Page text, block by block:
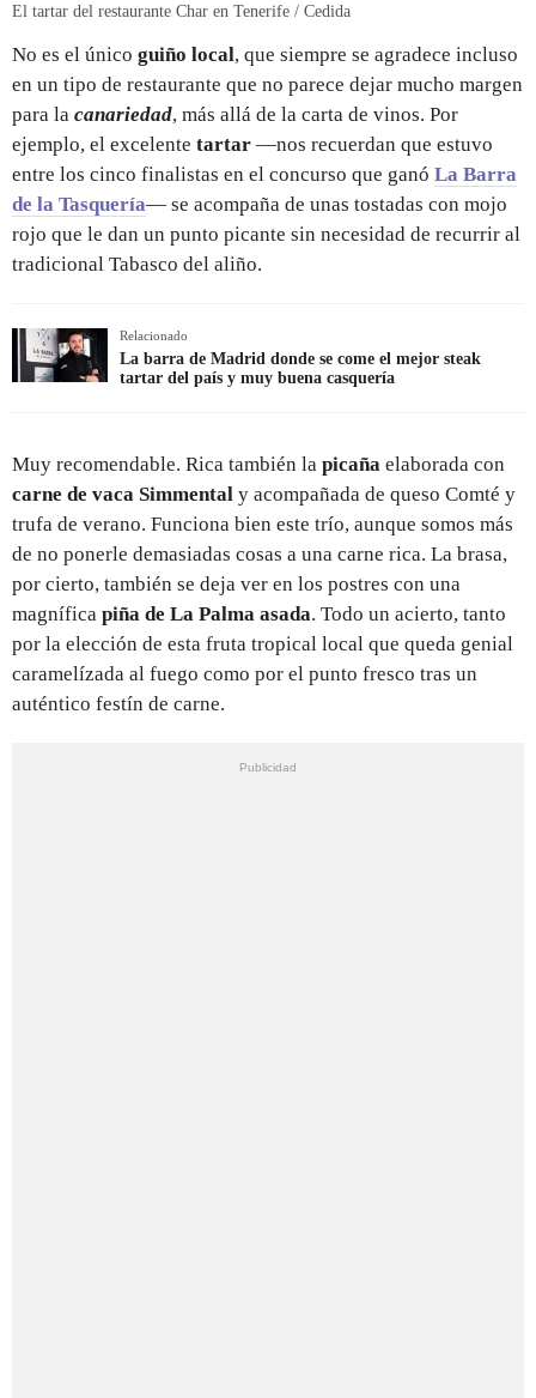
El tartar del restaurante Char en Tenerife / Cedida
No es el único guiño local, que siempre se agradece incluso
en un tipo de restaurante que no parece dejar mucho margen
para la canariedad, más allá de la carta de vinos. Por
ejemplo, el excelente tartar —nos recuerdan que estuvo
entre los cinco finalistas en el concurso que ganó La Barra
de la Tasquería— se acompaña de unas tostadas con mojo
rojo que le dan un punto picante sin necesidad de recurrir al
tradicional Tabasco del aliño.
Relacionado
La barra de Madrid donde se come el mejor steak
tartar del país y muy buena casquería
Muy recomendable. Rica también la picaña elaborada con
carne de vaca Simmental y acompañada de queso Comté y
trufa de verano. Funciona bien este trío, aunque somos más
de no ponerle demasiadas cosas a una carne rica. La brasa,
por cierto, también se deja ver en los postres con una
magnífica piña de La Palma asada. Todo un acierto, tanto
por la elección de esta fruta tropical local que queda genial
caramelízada al fuego como por el punto fresco tras un
auténtico festín de carne.